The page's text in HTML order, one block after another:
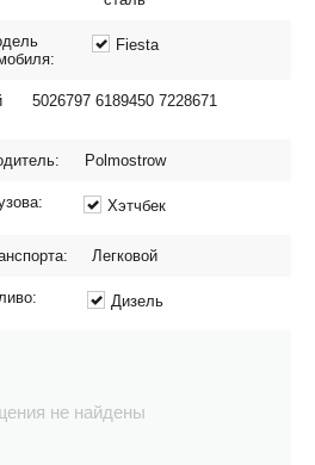
Fiesta
5026797 6189450 7228671
Polmostrow
Хэтчбек
Легковой
Дизель
не найдены